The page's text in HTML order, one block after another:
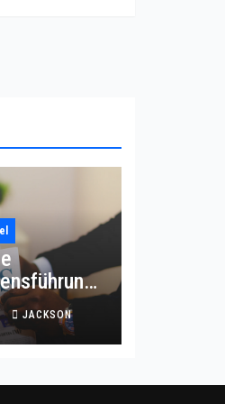
JACKSON